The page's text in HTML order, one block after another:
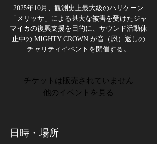
2025年10月、観測史上最大級のハリケーン
「メリッサ」による甚大な被害を受けたジャ
マイカの復興支援を目的に、サウンド活動休
止中の MIGHTY CROWN が音（恩）返しの
チャリティイベントを開催する。
チケットは販売されていません
他のイベントを見る
日時・場所